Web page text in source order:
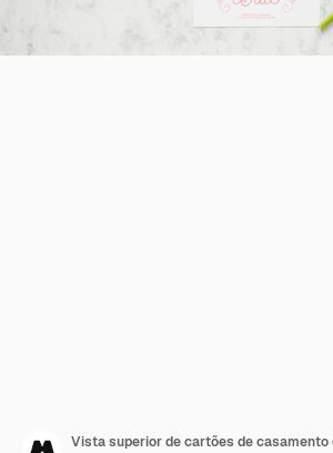
Vista superior de cartões de casamento